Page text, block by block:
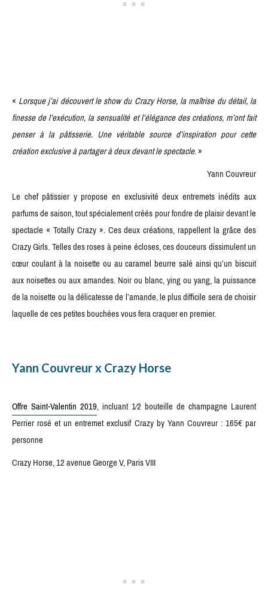
« Lorsque j’ai découvert le show du Crazy Horse, la maîtrise du détail, la
finesse de l’exécution, la sensualité et l’élégance des créations, m’ont fait
penser à la pâtisserie. Une véritable source d’inspiration pour cette
création exclusive à partager à deux devant le spectacle. »
Yann Couvreur
Le chef pâtissier y propose en exclusivité deux entremets inédits aux
parfums de saison, tout spécialement créés pour fondre de plaisir devant le
spectacle « Totally Crazy ». Ces deux créations, rappellent la grâce des
Crazy Girls. Telles des roses à peine écloses, ces douceurs dissimulent un
cœur coulant à la noisette ou au caramel beurre salé ainsi qu’un biscuit
aux noisettes ou aux amandes. Noir ou blanc, ying ou yang, la puissance
de la noisette ou la délicatesse de l’amande, le plus difficile sera de choisir
laquelle de ces petites bouchées vous fera craquer en premier.
Yann Couvreur x Crazy Horse
Offre Saint-Valentin 2019, incluant 1⁄2 bouteille de champagne Laurent
Perrier rosé et un entremet exclusif Crazy by Yann Couvreur : 165€ par
personne
Crazy Horse, 12 avenue George V, Paris VIII